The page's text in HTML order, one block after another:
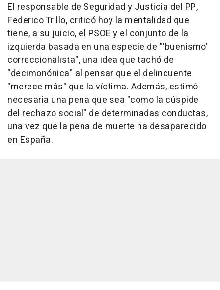
El responsable de Seguridad y Justicia del PP,
Federico Trillo, criticó hoy la mentalidad que
tiene, a su juicio, el PSOE y el conjunto de la
izquierda basada en una especie de "'buenismo'
correccionalista", una idea que tachó de
"decimonónica" al pensar que el delincuente
"merece más" que la víctima. Además, estimó
necesaria una pena que sea "como la cúspide
del rechazo social" de determinadas conductas,
una vez que la pena de muerte ha desaparecido
en España.